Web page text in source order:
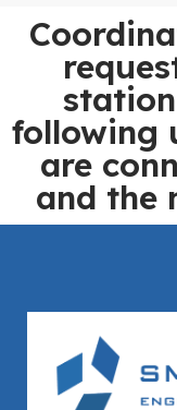
following
are
and the